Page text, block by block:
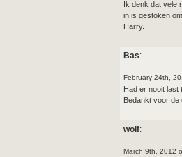
Ik denk dat vele
in is gestoken
Harry.
Bas:
February 24th,
Had er nooit last
Bedankt voor de
wolf:
March 9th, 2012